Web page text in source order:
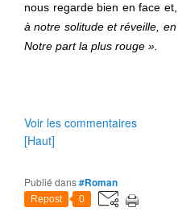
nous regarde bien en face
à notre solitude et réveille,
Notre part la plus rouge ».
Voir les commentaires
[Haut]
Publié dans#Roman
Repost 0